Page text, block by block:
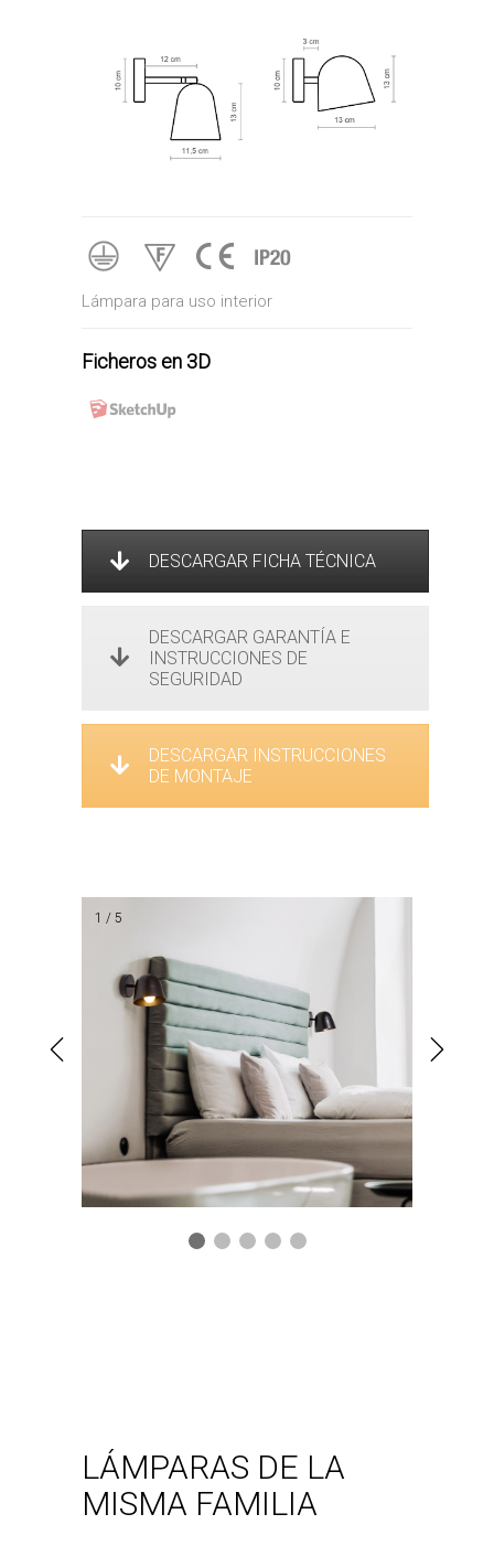
Lámpara para uso interior
Ficheros en 3D
DESCARGAR FICHA TÉCNICA
DESCARGAR GARANTÍA E
INSTRUCCIONES DE
SEGURIDAD
DESCARGAR INSTRUCCIONES
DE MONTAJE
1 / 5
LÁMPARAS DE LA
MISMA FAMILIA